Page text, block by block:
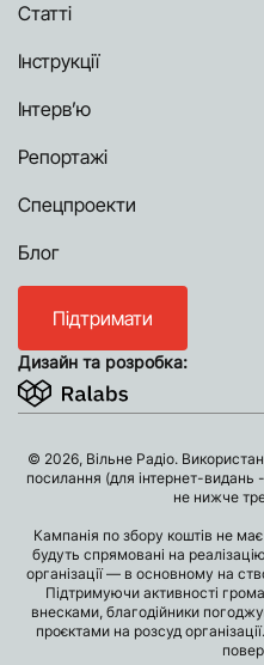
Статті
Інструкції
Інтерв’ю
Репортажі
Спецпроекти
Блог
Підтримати
Дизайн та розробка:
© 2026, Вільне Радіо.
посилання (для інтернет-видань
не нижче
Кампанія по збору коштів не
будуть спрямовані на
організації — в основному на
Підтримуючи активності
внесками, благодійники
проєктами на розсуд